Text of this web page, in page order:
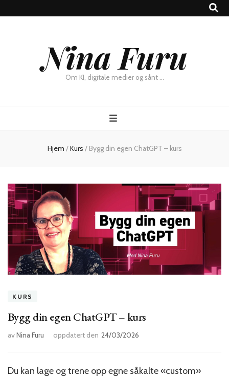
Nina Furu
Om KI, digitale medier og sånt …
Hjem /Kurs / Bygg din egen ChatGPT – kurs
KURS
Bygg din egen ChatGPT – kurs
avNina Furu oppdatert den 24/03/2026
Du kan lage og trene opp egne såkalte «custom»